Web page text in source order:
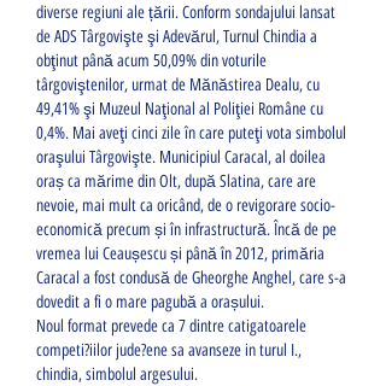
diverse regiuni ale țării. Conform sondajului lansat
de ADS Târgovişte şi Adevărul, Turnul Chindia a
obţinut până acum 50,09% din voturile
târgoviştenilor, urmat de Mănăstirea Dealu, cu
49,41% şi Muzeul Naţional al Poliţiei Române cu
0,4%. Mai aveţi cinci zile în care puteţi vota simbolul
oraşului Târgovişte. Municipiul Caracal, al doilea
oraș ca mărime din Olt, după Slatina, care are
nevoie, mai mult ca oricând, de o revigorare socio-
economică precum și în infrastructură. Încă de pe
vremea lui Ceaușescu și până în 2012, primăria
Caracal a fost condusă de Gheorghe Anghel, care s-a
dovedit a fi o mare pagubă a orașului.
Noul format prevede ca 7 dintre catigatoarele
competi?iilor jude?ene sa avanseze in turul I.,
chindia, simbolul argesului.